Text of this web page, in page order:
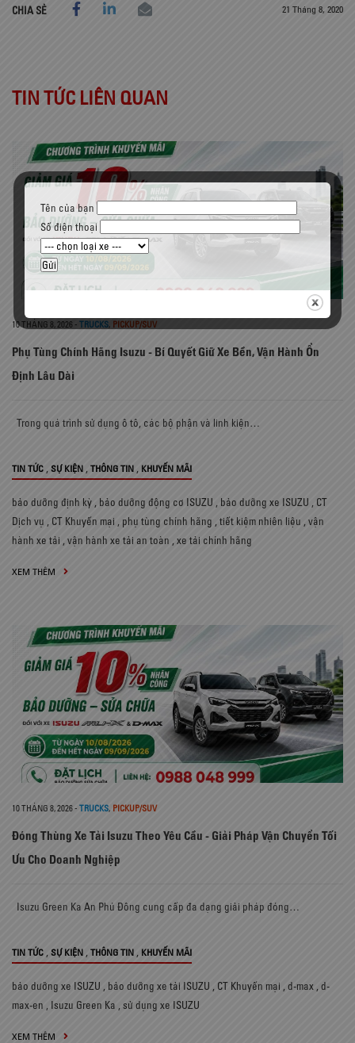
CHIA SẺ 21 Tháng 8, 2020
TIN TỨC LIÊN QUAN
10 THÁNG 8, 2026 - TRUCKS, PICKUP/SUV
Phụ Tùng Chính Hãng Isuzu - Bí Quyết Giữ Xe Bền, Vận Hành Ổn
Định Lâu Dài
Trong quá trình sử dụng ô tô, các bộ phận và linh kiện…
TIN TỨC SỰ KIỆN THÔNG TIN KHUYẾN MÃI
bảo dưỡng định kỳ bảo dưỡng động cơ ISUZU bảo dưỡng xe ISUZU
CT
Dịch vụ
CT Khuyến mại phụ tùng chính hãng tiết kiệm nhiên liệu
vận
hành xe tải
vận hành xe tải an toàn xe tải chính hãng
XEM THÊM
10 THÁNG 8, 2026- TRUCKS, PICKUP/SUV
Đóng Thùng Xe Tải Isuzu Theo Yêu Cầu - Giải Pháp Vận Chuyển Tối
Ưu Cho Doanh Nghiệp
Isuzu Green Ka An Phú Đông cung cấp đa dạng giải pháp đóng…
TIN TỨC SỰ KIỆN THÔNG TIN KHUYẾN MÃI
bảo dưỡng xe ISUZU bảo dưỡng xe tải ISUZU CT Khuyến mại d-max d-
max-en
Isuzu Green Ka sử dụng xe ISUZU
XEM THÊM
Tên của bạn
Số điện thoại